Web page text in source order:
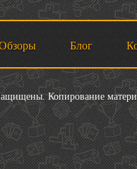
Блог
Копирование